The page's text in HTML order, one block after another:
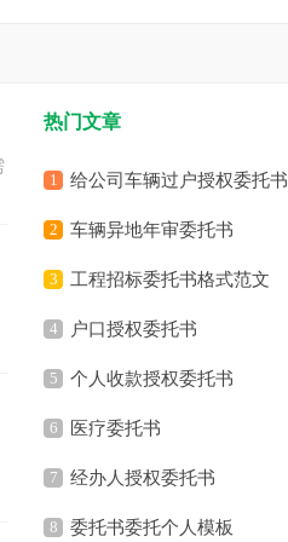
热门文章
1 给公司车辆过户授权委托书
2 车辆异地年审委托书
3 工程招标委托书格式范文
4 户口授权委托书
5 个人收款授权委托书
6 医疗委托书
7 经办人授权委托书
8 委托书委托个人模板